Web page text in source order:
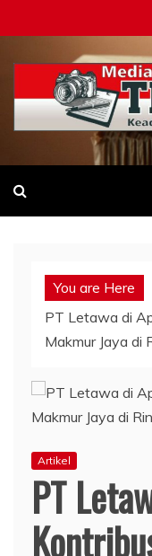
to
content
Tipikor-ri-
Keadilan Itu Wajib
You are Here
PT Letawa di
Makmur Jaya di
Artikel
PT